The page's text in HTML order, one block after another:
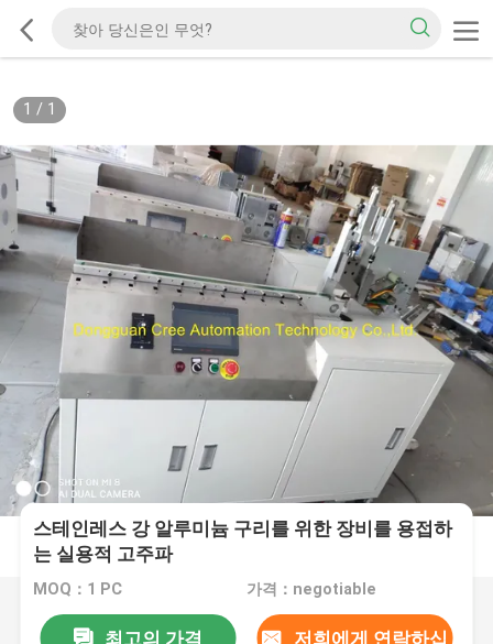
1 / 1
스테인레스 강 알루미늄 구리를 위한 장비를 용접하
는 실용적 고주파
MOQ：1 PC 가격：negotiable
최고의 가격 저희에게 연락하십